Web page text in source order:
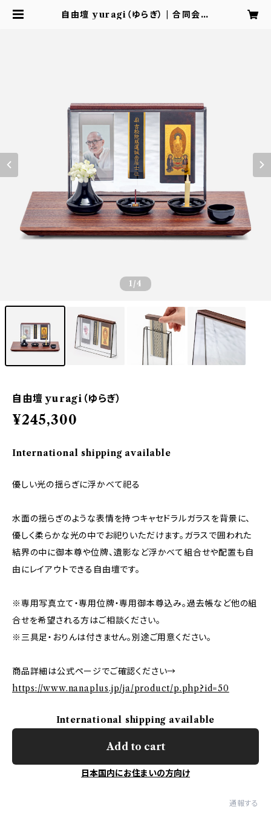
自由壇 yuragi（ゆらぎ） | 合同会社
1 /4
自由壇 yuragi（ゆらぎ）
¥245,300
International shipping available
優しい光の揺らぎに浮かべて祀る
水面の揺らぎのような表情を持つキャセドラルガラスを背景に、
優しく柔らかな光の中でお祀りいただけます。ガラスで囲われた
結界の中に御本尊や位牌、遺影など浮かべて組合せや配置も自
由にレイアウトできる自由壇です。
※専用写真立て・専用位牌・専用御本尊込み。過去帳など他の組
合せを希望される方はご相談ください。
※三具足・おりんは付きません。別途ご用意ください。
商品詳細は公式ページでご確認ください→
https://www.nanaplus.jp/ja/product/p.php?id=50
International shipping available
Add to cart
日本国内にお住まいの方向け
通報する